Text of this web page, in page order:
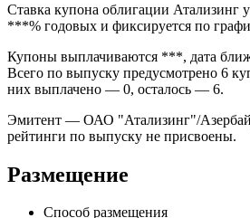
Ставка купона облигации Атализинг
***% годовых и фиксируется по
Купоны выплачиваются ***, дата
Всего по выпуску предусмотрено 6
них выплачено — 0, осталось — 6.
Эмитент — ОАО "Атализинг"/
рейтинги по выпуску не присвоены.
Размещение
Способ размещения